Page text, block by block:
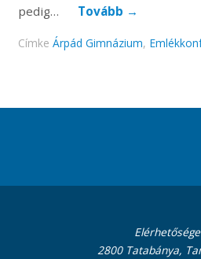
pedig…
Tovább →
Címke Árpád Gimnázium,
2800 Tatabánya,